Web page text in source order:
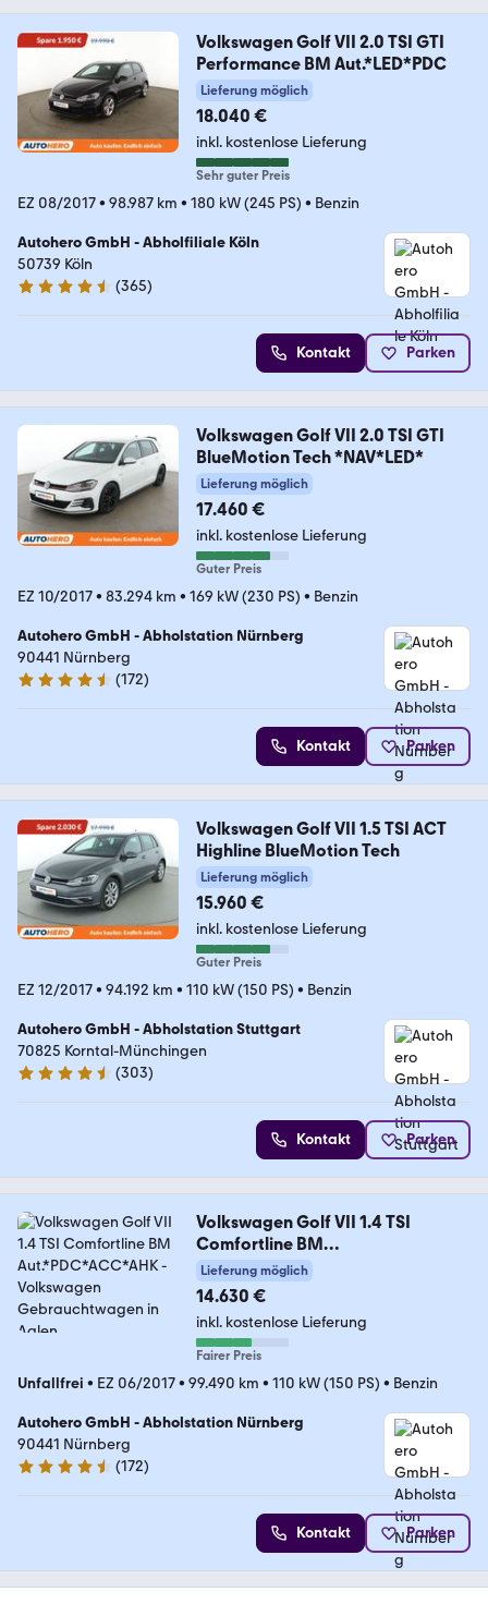
Volkswagen Golf VII 2.0 TSI GTI
Performance BM Aut.*LED*PDC
Lieferung möglich
18.040 €
inkl. kostenlose Lieferung
Sehr guter Preis
EZ 08/2017• 98.987 km • 180 kW (245 PS) • Benzin
Autohero GmbH - Abholfiliale Köln
50739 Köln
4.6 Sterne
(365)
Kontakt Parken
Volkswagen Golf VII 2.0 TSI GTI
BlueMotion Tech *NAV*LED*
Lieferung möglich
17.460 €
inkl. kostenlose Lieferung
Guter Preis
EZ 10/2017• 83.294 km • 169 kW (230 PS) • Benzin
Autohero GmbH - Abholstation Nürnberg
90441 Nürnberg
4.5 Sterne
(172)
Kontakt Parken
Volkswagen Golf VII 1.5 TSI ACT
Highline BlueMotion Tech
Lieferung möglich
15.960 €
inkl. kostenlose Lieferung
Guter Preis
EZ 12/2017• 94.192 km • 110 kW (150 PS) • Benzin
Autohero GmbH - Abholstation Stuttgart
70825 Korntal-Münchingen
4.4 Sterne
(303)
Kontakt Parken
Volkswagen Golf VII 1.4 TSI
Comfortline BM
Aut.*PDC*ACC*AHK
Lieferung möglich
14.630 €
inkl. kostenlose Lieferung
Fairer Preis
Unfallfrei • EZ 06/2017• 99.490 km • 110 kW (150 PS) • Benzin
Autohero GmbH - Abholstation Nürnberg
90441 Nürnberg
4.5 Sterne
(172)
Kontakt Parken